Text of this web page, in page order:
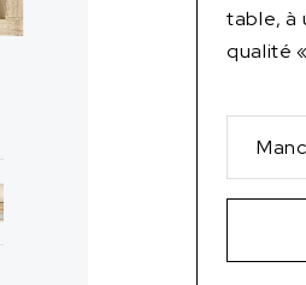
table, à
qualité